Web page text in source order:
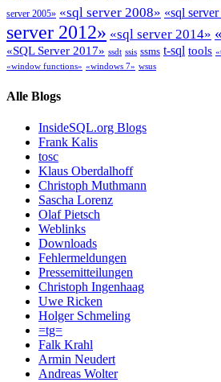
server 2005» «sql server 2008» «sql
server 2012» «sql server 2014»
«SQL Server 2017» ssdt ssis ssms t-sql tools
«window functions» «windows 7» wsus
Alle Blogs
InsideSQL.org Blogs
Frank Kalis
tosc
Klaus Oberdalhoff
Christoph Muthmann
Sascha Lorenz
Olaf Pietsch
Weblinks
Downloads
Fehlermeldungen
Pressemitteilungen
Christoph Ingenhaag
Uwe Ricken
Holger Schmeling
=tg=
Falk Krahl
Armin Neudert
Andreas Wolter